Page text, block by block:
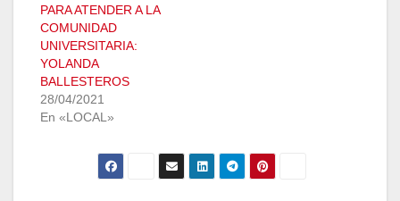
PARA ATENDER A LA
COMUNIDAD
UNIVERSITARIA:
YOLANDA
BALLESTEROS
28/04/2021
En «LOCAL»